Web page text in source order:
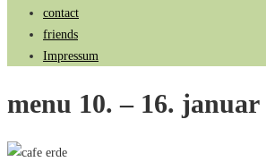
contact
friends
Impressum
menu 10. – 16. januar